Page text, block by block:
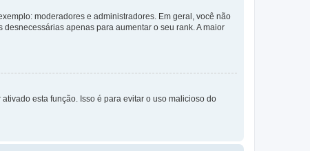
moderadores e administradores. Em geral, você não
apenas para aumentar o seu rank. A maior
esta função. Isso é para evitar o uso malicioso do